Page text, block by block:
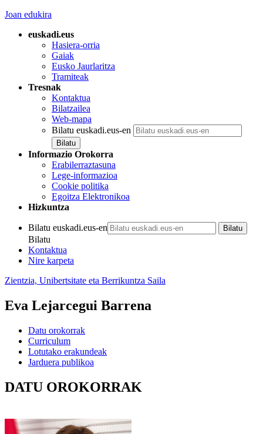
Joan edukira
euskadi.eus
Hasiera-orria
Gaiak
Eusko Jaurlaritza
Tramiteak
Tresnak
Kontaktua
Bilatzailea
Web-mapa
Bilatu euskadi.eus-en
Informazio Orokorra
Erabilerraztasuna
Lege-informazioa
Cookie politika
Egoitza Elektronikoa
Hizkuntza
Bilatu euskadi.eus-en
Bilatu
Kontaktua
Nire karpeta
Zientzia, Unibertsitate eta Berrikuntza Saila
Eva Lejarcegui Barrena
Datu orokorrak
Curriculum
Lotutako erakundeak
Jarduera publikoa
DATU OROKORRAK